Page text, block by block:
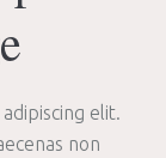
elit.
non